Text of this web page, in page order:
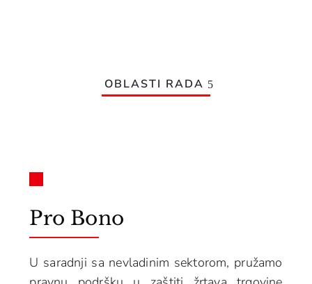
OBLASTI RADA
Pro Bono
U saradnji sa nevladinim sektorom, pružamo